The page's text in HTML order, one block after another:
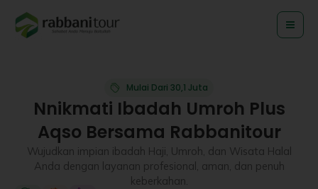
konten
Mulai Dari 30,1 Juta
Nnikmati Ibadah Umroh Plus
Aqso Bersama Rabbanitour
Wujudkan impian ibadah Haji, Umroh, dan Wisata Halal
Anda dengan layanan profesional, aman, dan penuh
keberkahan.